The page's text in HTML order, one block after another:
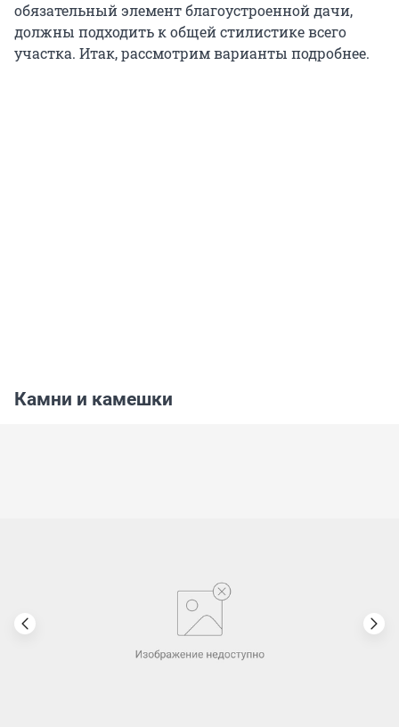
обязательный элемент благоустроенной дачи,
должны подходить к общей стилистике всего
участка. Итак, рассмотрим варианты подробнее.
Камни и камешки